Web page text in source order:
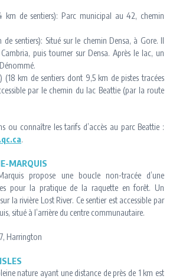
km de sentiers): Parc municipal au 42, chemin
sentiers): Situé sur le chemin Densa, à Gore. Il
puis tourner sur Densa. Après le lac, un
(18 km de sentiers dont 9,5 km de pistes tracées
par le chemin du lac Beattie (par la route
ou connaître les tarifs d’accès au parc Beattie :
.
MARQUIS
propose une boucle non-tracée d’une
pour la pratique de la raquette en forêt. Un
la rivière Lost River. Ce sentier est accessible par
situé à l’arrière du centre communautaire.
Harrington
nature ayant une distance de près de 1 km est